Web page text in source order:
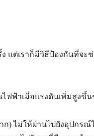
ต่เราก็มีวิธีป้องกันที่จะ
ฟ้าเมื่อแรงดันเพิ่มสูง
) ไม่ให้ผ่านไปยังอุปกรณ์